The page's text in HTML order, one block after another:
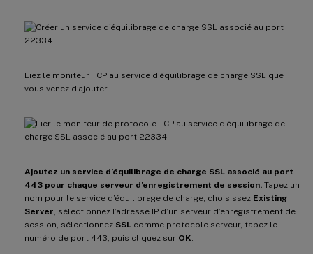
Liez le moniteur TCP au service d’équilibrage de charge SSL que
vous venez d’ajouter.
Ajoutez un service d’équilibrage de charge SSL associé au port
443 pour chaque serveur d’enregistrement de session. Tapez un
nom pour le service d’équilibrage de charge, choisissez Existing
Server , sélectionnez l’adresse IP d’un serveur d’enregistrement de
session, sélectionnez SSL comme protocole serveur, tapez le
numéro de port 443, puis cliquez sur OK